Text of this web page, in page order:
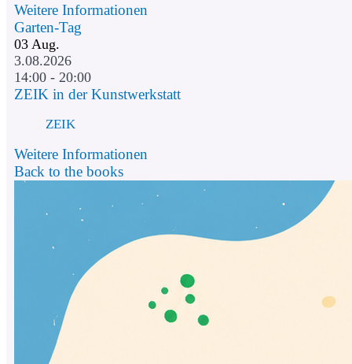
Weitere Informationen
Garten-Tag
03 Aug.
3.08.2026
14:00 - 20:00
ZEIK in der Kunstwerkstatt
ZEIK
Weitere Informationen
Back to the books